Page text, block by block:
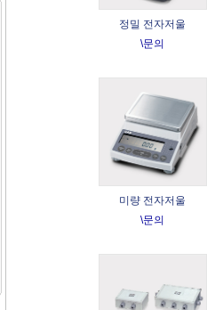
정밀 전자저울
\문의
미량 전자저울
\문의